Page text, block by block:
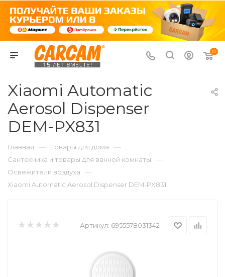
0
Xiaomi Automatic
Aerosol Dispenser
DEM-PX831
Главная — Товары для дома —
Сантехника и товары для ванной комнаты —
Освежители воздуха —
Xiaomi Automatic Aerosol Dispenser DEM-PX831
Артикул: 6955578031342